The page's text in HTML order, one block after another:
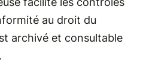
au droit du
archivé et consultable